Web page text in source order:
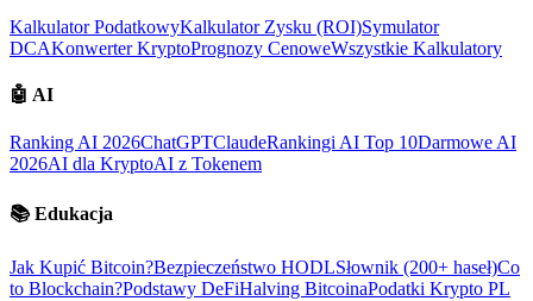
Kalkulator PodatkowyKalkulator Zysku (ROI)Symulator
DCAKonwerter KryptoPrognozy CenoweWszystkie Kalkulatory
🤖 AI
Ranking AI 2026ChatGPTClaudeRankingi AI Top 10Darmowe AI
2026AI dla KryptoAI z Tokenem
📚 Edukacja
Jak Kupić Bitcoin?Bezpieczeństwo HODLSłownik (200+ haseł)Co
to Blockchain?Podstawy DeFiHalving BitcoinaPodatki Krypto PL